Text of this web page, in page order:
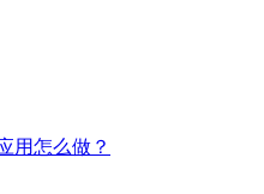
用怎么做？